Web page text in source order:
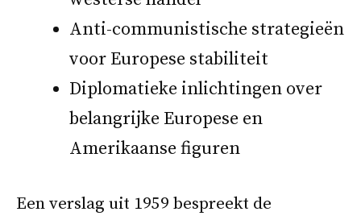
Anti-communistische strategieën
voor Europese stabiliteit
Diplomatieke inlichtingen over
belangrijke Europese en
Amerikaanse figuren
Een verslag uit 1959 bespreekt de